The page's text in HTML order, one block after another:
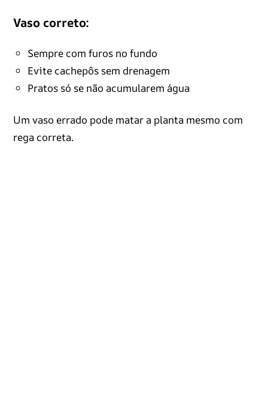
Vaso correto:
Sempre com furos no fundo
Evite cachepôs sem drenagem
Pratos só se não acumularem água
Um vaso errado pode matar a planta mesmo com
rega correta.